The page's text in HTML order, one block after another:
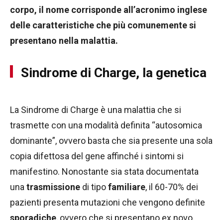
corpo, il nome corrisponde all’acronimo inglese
delle caratteristiche che più comunemente si
presentano nella malattia.
Sindrome di Charge, la genetica
La Sindrome di Charge è una malattia che si
trasmette con una modalità definita “autosomica
dominante”, ovvero basta che sia presente una sola
copia difettosa del gene affinché i sintomi si
manifestino. Nonostante sia stata documentata
una trasmissione di tipofamiliare, il 60-70% dei
pazienti presenta mutazioni che vengono definite
sporadiche, ovvero che si presentano ex novo.